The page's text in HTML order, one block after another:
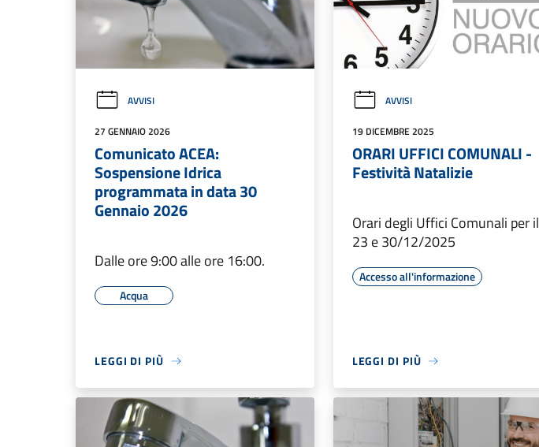
AVVISI
27 GENNAIO 2026
Comunicato ACEA:
Sospensione Idrica
programmata in data 30
Gennaio 2026
Dalle ore 9:00 alle ore 16:00.
Acqua
LEGGI DI PIÙ
AVVISI
19 DICEMBRE 2025
ORARI UFFICI COMUNALI -
Festività Natalizie
Orari degli Uffici Comunali per il
23 e 30/12/2025
Accesso all'informazione
LEGGI DI PIÙ